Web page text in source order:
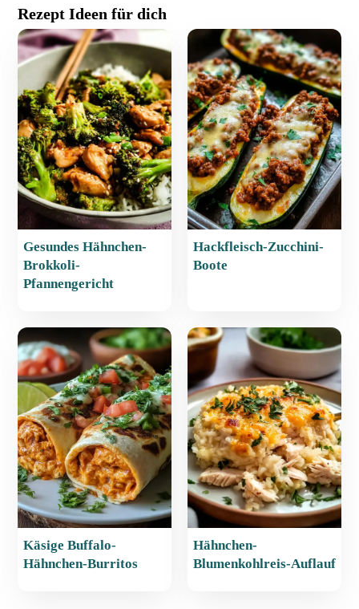
c
e
b
o
o
k
at
s
A
p
p
er
e
st
ai
l
le
n
Rezept Ideen für dich
Gesundes Hähnchen-
Brokkoli-
Pfannengericht
Hackfleisch-Zucchini-
Boote
Käsige Buffalo-
Hähnchen-Burritos
Hähnchen-
Blumenkohlreis-Auflauf